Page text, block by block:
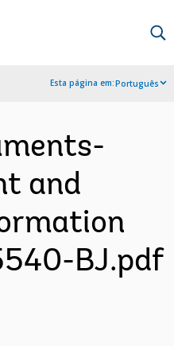
Esta página em:Português
and
BJ.pdf